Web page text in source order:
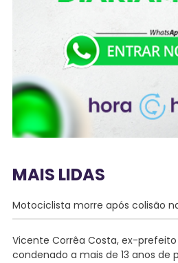
MAIS LIDAS
Motociclista morre após colisão
Vicente Corrêa Costa, ex-prefeito
condenado a mais de 13 anos de